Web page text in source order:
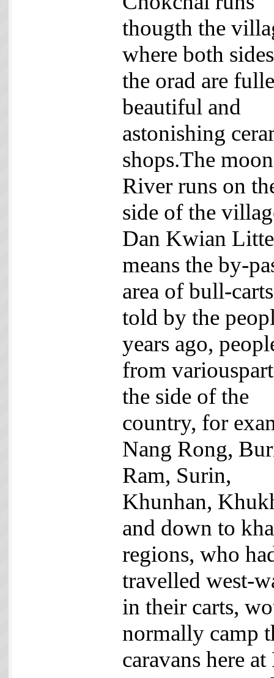
thougth the
where both
the orad are
beautiful and
astonishing
shops.The moon
River runs on
side of the
Dan Kwian
means the by-
area of bull-
told by the
years ago,
from
the side of the
country, for
Nang Rong,
Ram, Surin,
Khunhan,
and down to
regions, who
travelled west-
in their carts,
normally camp
caravans here at